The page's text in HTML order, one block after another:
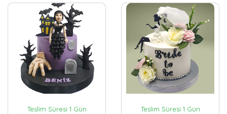
Teslim Süresi 1 Gün Teslim Süresi 1 Gün